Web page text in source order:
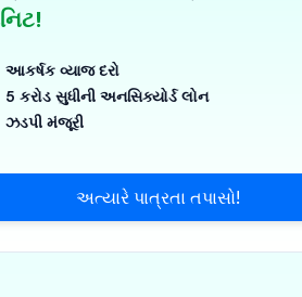
અને ઔદ્યોગિક
અને મેડિકલ
અને નાના ઉપકરણો
ଓଡ଼ିଆ
తెలుగు
Telugu
આકર્ષક વ્યાજ દરો
5 કરોડ સુધીની અનસિક્યોર્ડ લોન
ઝડપી મંજૂરી
અત્યારે પાત્રતા તપાસો!